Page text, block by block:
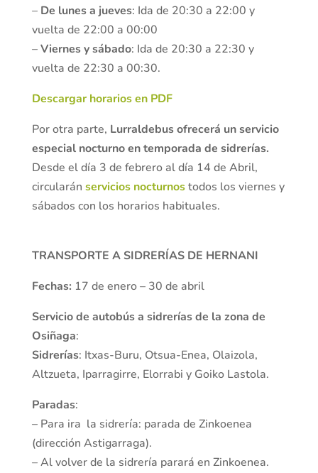
– De lunes a jueves: Ida de 20:30 a 22:00 y
vuelta de 22:00 a 00:00
–Viernes y sábado: Ida de 20:30 a 22:30 y
vuelta de 22:30 a 00:30.
Descargar horarios en PDF
Por otra parte, Lurraldebus ofrecerá un servicio
especial nocturno en temporada de sidrerías.
Desde el día 3 de febrero al día 14 de Abril,
circularán servicios nocturnostodos los viernes y
sábados con los horarios habituales.
TRANSPORTE A SIDRERÍAS DE HERNANI
Fechas: 17 de enero – 30 de abril
Servicio de autobús a sidrerías de la zona de
Osiñaga:
Sidrerías: Itxas-Buru, Otsua-Enea, Olaizola,
Altzueta, Iparragirre, Elorrabi y Goiko Lastola.
Paradas:
– Para ira la sidrería: parada de Zinkoenea
(dirección Astigarraga).
– Al volver de la sidrería parará en Zinkoenea.